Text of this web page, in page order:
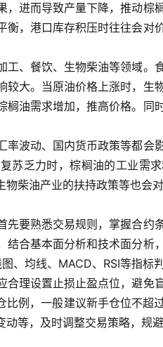
，进而导致产量下降，推动棕
，港口库存积压时往往会对
工、餐饮、生物柴油等领域。
大。当原油价格上涨时，生
油需求增加，推高价格。同
波动、国内货币政策等都会
苏乏力时，棕榈油的工业需
柴油产业的扶持政策等也会
要熟悉交易规则，掌握合约
合基本面分析和技术面分析
、均线、MACD、RSI等指标
理设置止损止盈点位，避免
例，一般建议新手仓位不超
等，及时调整交易策略，规避